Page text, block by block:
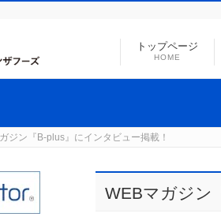
トップページ
HOME
ジン『B-plus』にインタビュー掲載！
WEBマガジン